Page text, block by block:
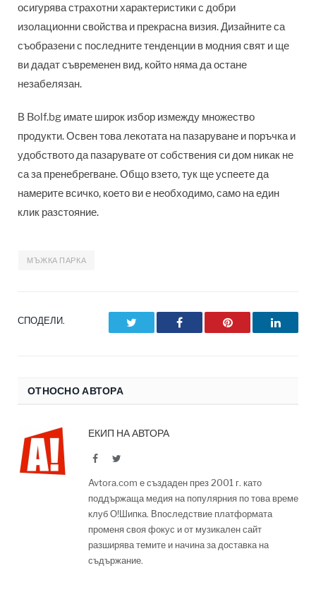
осигурява страхотни характеристики с добри
изолационни свойства и прекрасна визия. Дизайните са
съобразени с последните тенденции в модния свят и ще
ви дадат съвременен вид, който няма да остане
незабелязан.
В Bolf.bg имате широк избор измежду множество
продукти. Освен това лекотата на пазаруване и поръчка и
удобството да пазарувате от собствения си дом никак не
са за пренебрегване. Общо взето, тук ще успеете да
намерите всичко, което ви е необходимо, само на един
клик разстояние.
МЪЖКА ПАРКА
СПОДЕЛИ. Facebook Pinterest
ОТНОСНО АВТОРА
ЕКИП НА АВТОРА
FacebookTwitter
Avtora.com е създаден през 2001 г. като
поддържаща медия на популярния по това време
клуб О!Шипка. Впоследствие платформата
променя своя фокус и от музикален сайт
разширява темите и начина за доставка на
съдържание.